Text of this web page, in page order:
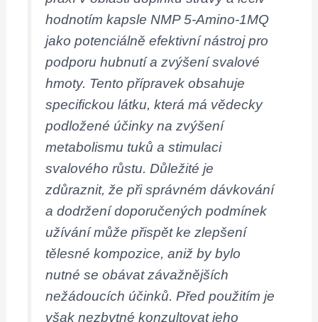
hodnotím kapsle NMP 5-Amino-1MQ
jako potenciálně efektivní nástroj pro
podporu hubnutí a zvýšení svalové
hmoty. Tento přípravek obsahuje
specifickou látku, která má vědecky
podložené účinky na zvýšení
metabolismu tuků a stimulaci
svalového růstu. Důležité je
zdůraznit, že při správném dávkování
a dodržení doporučených podmínek
užívání může přispět ke zlepšení
tělesné kompozice, aniž by bylo
nutné se obávat závažnějších
nežádoucích účinků. Před použitím je
však nezbytné konzultovat jeho